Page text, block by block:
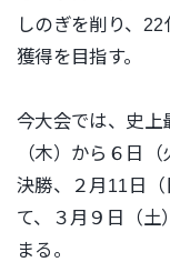
しのぎを削り、
獲得を目指す。
今大会では、史上
（木）から６日
決勝、２月11日
て、３月９日（土
まる。